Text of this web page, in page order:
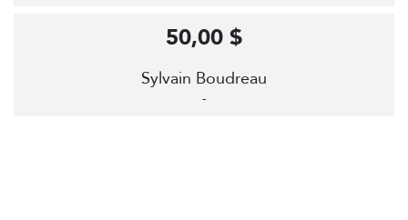
Sylvain Boudreau
-
50,00 $